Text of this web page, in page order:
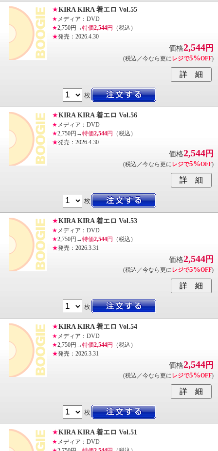
★KIRA KIRA 着エロ Vol.55
★ メディア：DVD
★2,750円→特価2,544円
（税込）
★発売：2026.4.30
価格2,544円
(税込／今なら更に レジで5%OFF)
枚
★KIRA KIRA 着エロ Vol.56
★ メディア：DVD
★2,750円→特価2,544円
（税込）
★発売：2026.4.30
価格2,544円
(税込／今なら更に レジで5%OFF)
枚
★KIRA KIRA 着エロ Vol.53
★ メディア：DVD
★2,750円→特価2,544円
（税込）
★発売：2026.3.31
価格2,544円
(税込／今なら更に レジで5%OFF)
枚
★KIRA KIRA 着エロ Vol.54
★ メディア：DVD
★2,750円→特価2,544円
（税込）
★発売：2026.3.31
価格2,544円
(税込／今なら更に レジで5%OFF)
枚
★KIRA KIRA 着エロ Vol.51
★ メディア：DVD